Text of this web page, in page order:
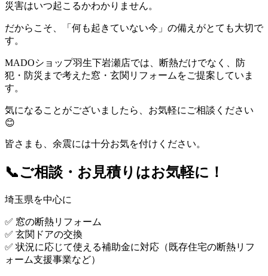
災害はいつ起こるかわかりません。
だからこそ、「何も起きていない今」の備えがとても大切で
す。
MADOショップ羽生下岩瀬店では、断熱だけでなく、防
犯・防災まで考えた窓・玄関リフォームをご提案していま
す。
気になることがございましたら、お気軽にご相談ください
😊
皆さまも、余震には十分お気を付けください。
📞ご相談・お見積りはお気軽に！
埼玉県を中心に
✅ 窓の断熱リフォーム
✅ 玄関ドアの交換
✅ 状況に応じて使える補助金に対応（既存住宅の断熱リフ
ォーム支援事業など）